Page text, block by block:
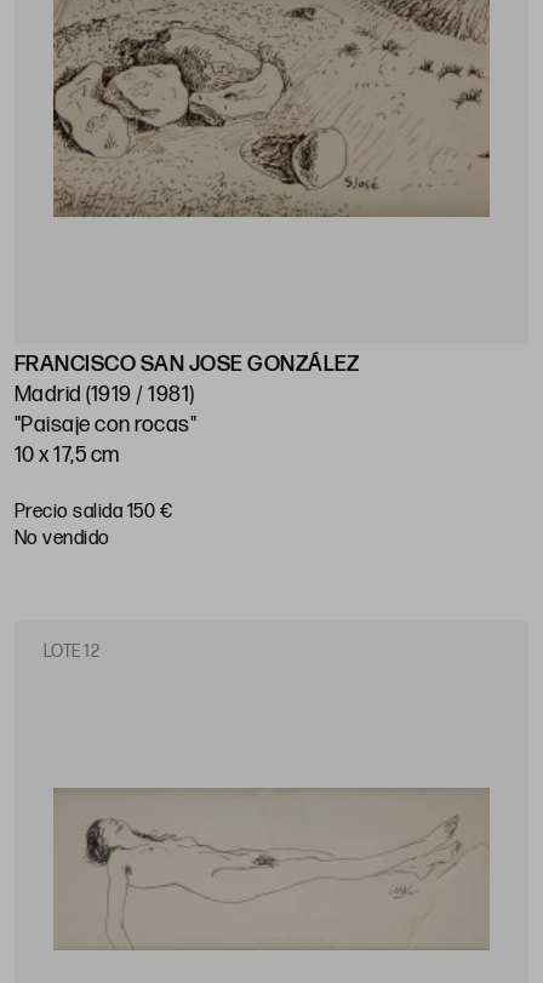
FRANCISCO SAN JOSE GONZÁLEZ
Madrid (1919 / 1981)
"Paisaje con rocas"
10 x 17,5 cm
Precio salida 150 €
no vendido
LOTE 12